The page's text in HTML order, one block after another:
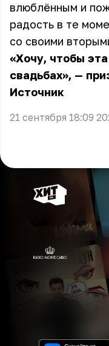
влюблённым и
радость в те
со своими
«Хочу, чтобы
свадьбах», —
Источник
21 сентября 18:09